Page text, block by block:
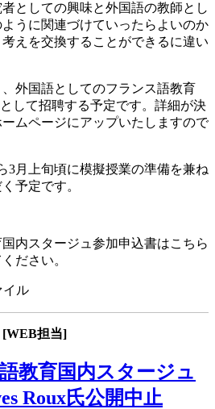
としての興味と外国語の教師とし
うに関連づけていったらよいのか
えを交換することができるに違い
外国語としてのフランス語教育
して招聘する予定です。詳細が決
ムページにアップいたしますので
3月上旬頃に模擬授業の準備を兼ね
予定です。
内スタージュ参加申込書はこちら
ださい。
イル
[WEB担当]
教育国内スタージュ
Roux氏公開中止